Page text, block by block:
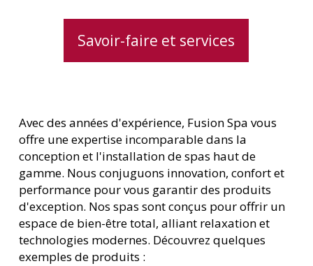
Savoir-faire et services
Avec des années d'expérience, Fusion Spa vous
offre une expertise incomparable dans la
conception et l'installation de spas haut de
gamme. Nous conjuguons innovation, confort et
performance pour vous garantir des produits
d'exception. Nos spas sont conçus pour offrir un
espace de bien-être total, alliant relaxation et
technologies modernes. Découvrez quelques
exemples de produits :